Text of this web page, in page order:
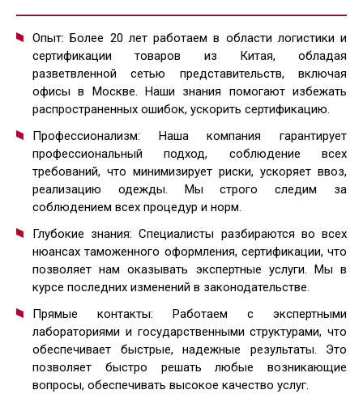
Опыт: Более 20 лет работаем в области логистики и
сертификации товаров из Китая, обладая
разветвленной сетью представительств, включая
офисы в Москве. Наши знания помогают избежать
распространенных ошибок, ускорить сертификацию.
Профессионализм: Наша компания гарантирует
профессиональный подход, соблюдение всех
требований, что минимизирует риски, ускоряет ввоз,
реализацию одежды. Мы строго следим за
соблюдением всех процедур и норм.
Глубокие знания: Специалисты разбираются во всех
нюансах таможенного оформления, сертификации, что
позволяет нам оказывать экспертные услуги. Мы в
курсе последних изменений в законодательстве.
Прямые контакты: Работаем с экспертными
лабораториями и государственными структурами, что
обеспечивает быстрые, надежные результаты. Это
позволяет быстро решать любые возникающие
вопросы, обеспечивать высокое качество услуг.